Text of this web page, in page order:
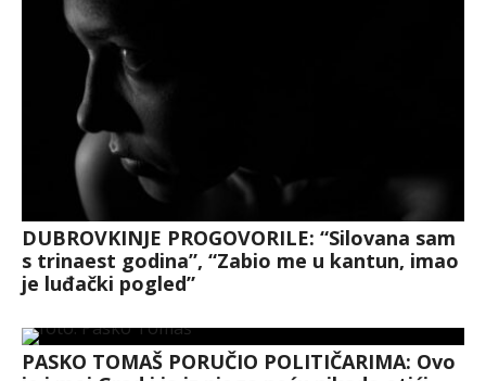
DUBROVKINJE PROGOVORILE: “Silovana sam
s trinaest godina”, “Zabio me u kantun, imao
je luđački pogled”
PASKO TOMAŠ PORUČIO POLITIČARIMA: Ovo